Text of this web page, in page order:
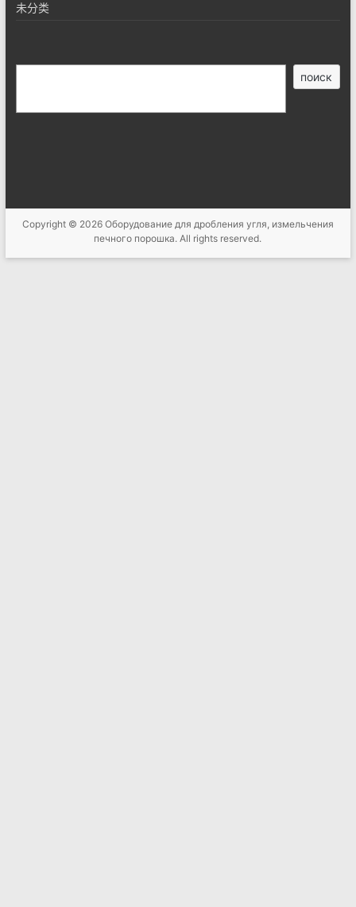
未分类
поиск
Copyright © 2026 Оборудование для дробления угля, измельчения
печного порошка. All rights reserved.